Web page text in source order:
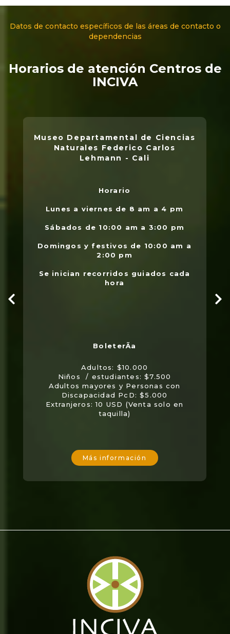
Datos de contacto específicos de las áreas de contacto o
dependencias
Horarios de atención Centros de
INCIVA
Museo Departamental de Ciencias
Naturales Federico Carlos
Lehmann - Cali
Horario
Lunes a viernes de 8 am a 4 pm
Sábados de 10:00 am a 3:00 pm
Domingos y festivos de 10:00 am a
2:00 pm
Se inician recorridos guiados cada
hora
Adultos: $10.000
Niños / estudiantes: $7.500
Adultos mayores y Personas con
Discapacidad PcD: $5.000
Extranjeros: 10 USD (Venta solo en
taquilla)
Más información